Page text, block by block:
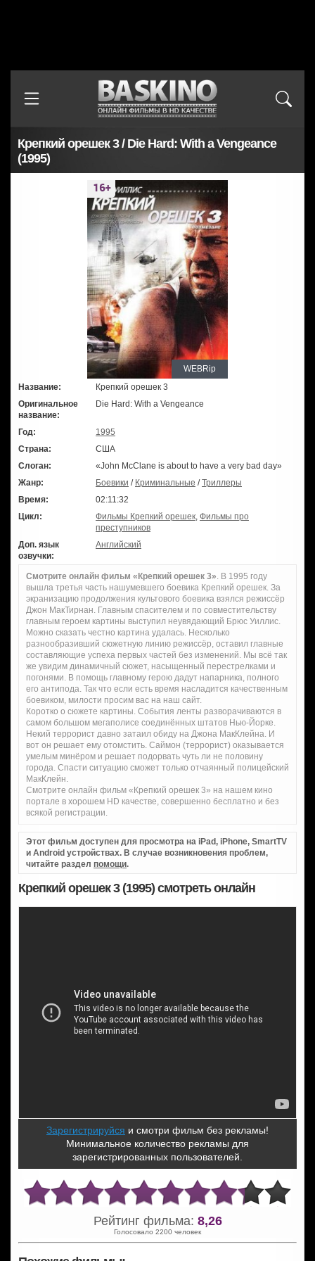
Крепкий орешек 3 / Die Hard: With a Vengeance
(1995)
WEBRip
Название:
Крепкий орешек 3
Оригинальное
название:
Die Hard: With a Vengeance
Год:
1995
Страна:
США
Слоган:
«John McClane is about to have a very bad day»
Жанр:
Боевики / Криминальные /Триллеры
Время:
02:11:32
Цикл:
Фильмы Крепкий орешек, Фильмы про
преступников
Доп. язык
озвучки:
Английский
Смотрите онлайн фильм «Крепкий орешек 3». В 1995 году
вышла третья часть нашумевшего боевика Крепкий орешек. За
экранизацию продолжения культового боевика взялся режиссёр
Джон МакТирнан. Главным спасителем и по совместительству
главным героем картины выступил неувядающий Брюс Уиллис.
Можно сказать честно картина удалась. Несколько
разнообразивший сюжетную линию режиссёр, оставил главные
составляющие успеха первых частей без изменений. Мы всё так
же увидим динамичный сюжет, насыщенный перестрелками и
погонями. В помощь главному герою дадут напарника, полного
его антипода. Так что если есть время насладится качественным
боевиком, милости просим вас на наш сайт.
Коротко о сюжете картины. События ленты разворачиваются в
самом большом мегаполисе соединённых штатов Нью-Йорке.
Некий террорист давно затаил обиду на Джона МакКлейна. И
вот он решает ему отомстить. Саймон (террорист) оказывается
умелым минёром и решает подорвать чуть ли не половину
города. Спасти ситуацию сможет только отчаянный полицейский
МакКлейн.
Смотрите онлайн фильм «Крепкий орешек 3» на нашем кино
портале в хорошем HD качестве, совершенно бесплатно и без
всякой регистрации.
Этот фильм доступен для просмотра на iPad, iPhone, SmartTV
и Android устройствах. В случае возникновения проблем,
читайте раздел помощи.
Крепкий орешек 3 (1995) смотреть онлайн
Зарегистрируйся и смотри фильм без рекламы!
Минимальное количество рекламы для
зарегистрированных пользователей.
Рейтинг фильма: 8,26
Голосовало 2200 человек